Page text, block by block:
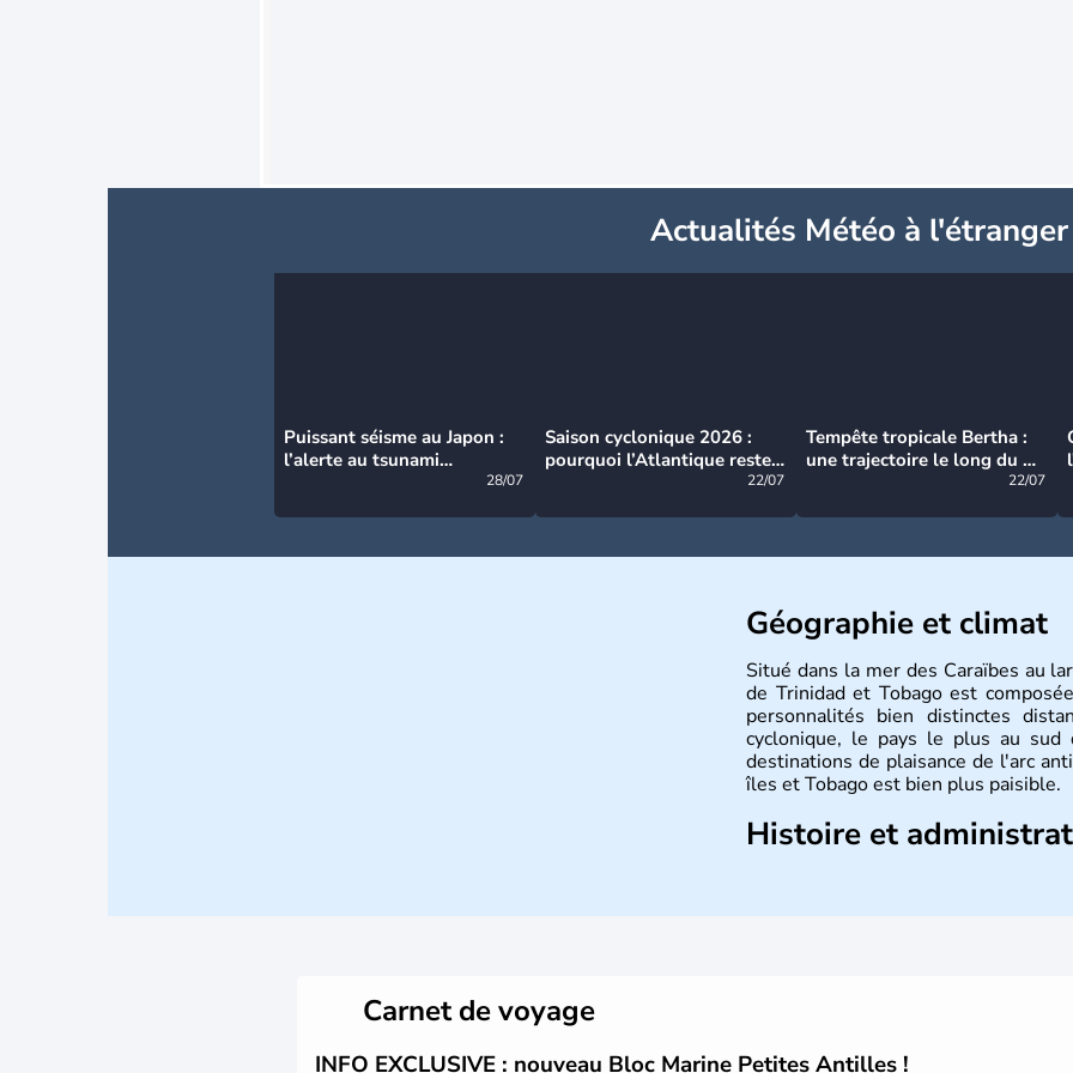
Actualités Météo à l'étranger
Puissant séisme au Japon :
l’alerte au tsunami
28/07
Saison cyclonique 2026 :
pourquoi l’Atlantique reste
22/07
Tempête tropicale Bertha :
une trajectoire le long du du
22/07
Géographie et climat
Situé dans la mer des Caraïbes au
de Trinidad et Tobago est
personnalités bien distinctes
cyclonique, le pays le plus au
destinations de plaisance de l'arc
îles et Tobago est bien plus paisible.
Histoire et
Carnet de voyage
INFO EXCLUSIVE : nouveau Bloc Marine Petites Antilles !